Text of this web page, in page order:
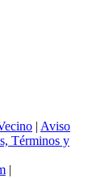
| Aviso
Términos y
|